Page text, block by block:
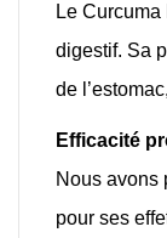
Le
digestif. Sa
de
Efficacité
Nous avons
pour ses